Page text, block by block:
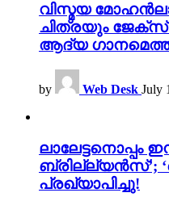
വിസ്മയ
ചിത്രയും ജേക്സ്
ആദ്യ
by Web Desk July
ലാലേട്ടനൊപ്പം
ബ്രില്ല്യൻസ്’;
പ്രഖ്യാപിച്ചു!